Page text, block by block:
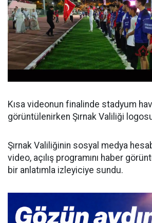
Kısa videonun finalinde stadyum
görüntülenirken Şırnak Valiliği
Şırnak Valiliğinin sosyal medya
video, açılış programını haber
bir anlatımla izleyiciye sundu.